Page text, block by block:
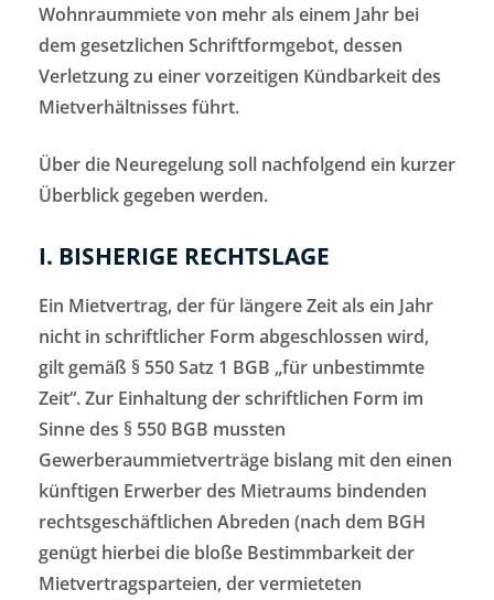
Wohnraummiete von mehr als einem Jahr bei
dem gesetzlichen Schriftformgebot, dessen
Verletzung zu einer vorzeitigen Kündbarkeit des
Mietverhältnisses führt.
Über die Neuregelung soll nachfolgend ein kurzer
Überblick gegeben werden.
I. BISHERIGE RECHTSLAGE
Ein Mietvertrag, der für längere Zeit als ein Jahr
nicht in schriftlicher Form abgeschlossen wird,
gilt gemäß § 550 Satz 1 BGB „für unbestimmte
Zeit“. Zur Einhaltung der schriftlichen Form im
Sinne des § 550 BGB mussten
Gewerberaummietverträge bislang mit den einen
künftigen Erwerber des Mietraums bindenden
rechtsgeschäftlichen Abreden (nach dem BGH
genügt hierbei die bloße Bestimmbarkeit der
Mietvertragsparteien, der vermieteten